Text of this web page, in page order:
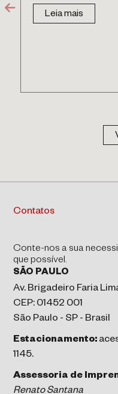
Leia mais
Contatos
Conte-nos a sua
que possível.
SÃO PAULO
Av. Brigadeiro Faria
CEP: 01452 001
São Paulo - SP - Brasil
Estacionamento:
1145.
Assessoria de
Renato Santana